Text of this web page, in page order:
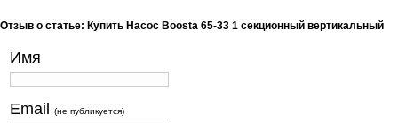
Отзыв о статье: Купить Насос Boosta 65-33 1 секционный вертикальный
Имя
Email (не публикуется)